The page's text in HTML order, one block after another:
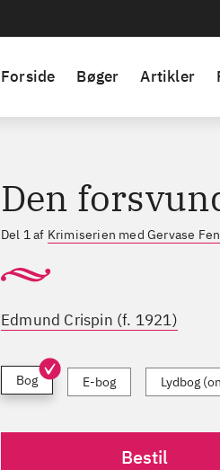
Forside Bøger Artikler
Den
Del 1 af Krimiserien med Gervase Fen
Edmund Crispin (f. 1921)
Bog E-bog Lydbog
Bestil